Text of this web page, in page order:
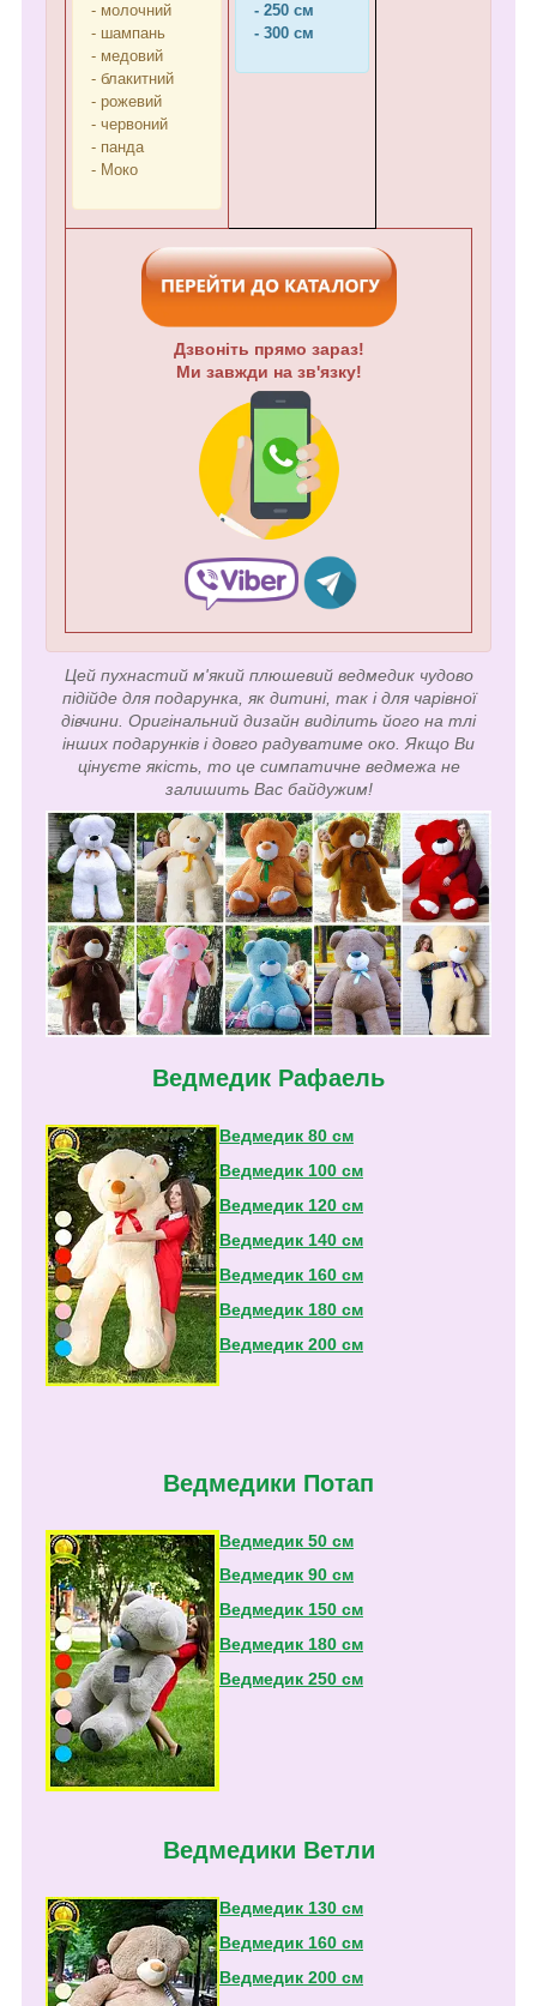
- молочний
- шампань
- медовий
- блакитний
- рожевий
- червоний
- панда
- Моко
- 250 см
- 300 см
Дзвоніть прямо зараз!
Ми завжди на зв'язку!
Цей пухнастий м'який плюшевий ведмедик чудово
підійде для подарунка, як дитині, так і для чарівної
дівчини. Оригінальний дизайн виділить його на тлі
інших подарунків і довго радуватиме око. Якщо Ви
цінуєте якість, то це симпатичне ведмежа не
залишить Вас байдужим!
Ведмедик Рафаель
Ведмедик 80 см
Ведмедик 100 см
Ведмедик 120 см
Ведмедик 140 см
Ведмедик 160 см
Ведмедик 180 см
Ведмедик 200 см
Ведмедики Потап
Ведмедик 50 см
Ведмедик 90 см
Ведмедик 150 см
Ведмедик 180 см
Ведмедик 250 см
Ведмедики Ветли
Ведмедик 130 см
Ведмедик 160 см
Ведмедик 200 см